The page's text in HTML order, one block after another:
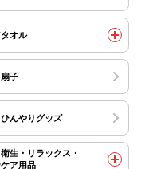
タオル
扇子
ひんやりグッズ
衛生・リラックス・
ケア用品